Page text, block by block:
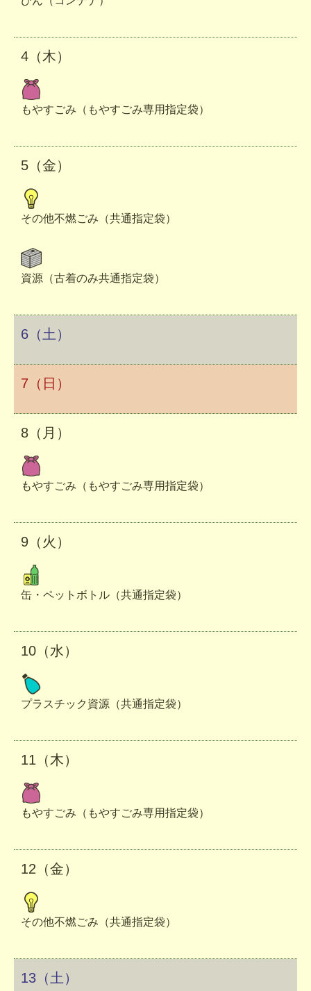
4（木）
もやすごみ（もやすごみ専用指定袋）
5（金）
その他不燃ごみ（共通指定袋）
資源（古着のみ共通指定袋）
6（土）
7（日）
8（月）
もやすごみ（もやすごみ専用指定袋）
9（火）
缶・ペットボトル（共通指定袋）
10（水）
プラスチック資源（共通指定袋）
11（木）
もやすごみ（もやすごみ専用指定袋）
12（金）
その他不燃ごみ（共通指定袋）
13（土）